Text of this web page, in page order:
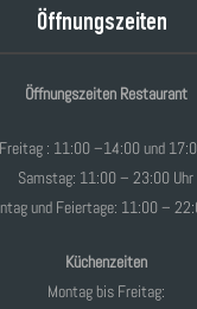
Öffnungszeiten
Öffnungszeiten Restaurant
: 11:00 –14:00 und
Samstag: 11:00 – 23:00 Uhr
und Feiertage: 11:00 –
Küchenzeiten
Montag bis Freitag: